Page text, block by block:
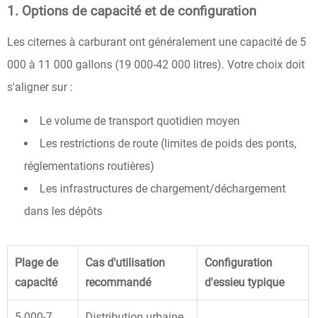
1. Options de capacité et de configuration
Les citernes à carburant ont généralement une capacité de 5
000 à 11 000 gallons (19 000-42 000 litres). Votre choix doit
s'aligner sur :
Le volume de transport quotidien moyen
Les restrictions de route (limites de poids des ponts,
réglementations routières)
Les infrastructures de chargement/déchargement
dans les dépôts
Plage de
capacité
Cas d'utilisation
recommandé
Configuration
d'essieu typique